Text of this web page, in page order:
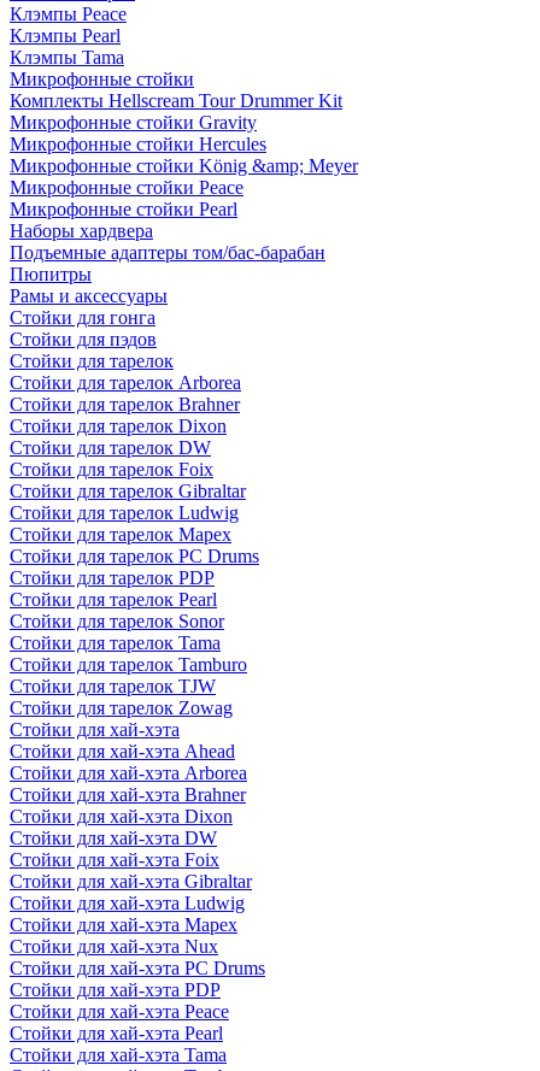
Клэмпы Peace
Клэмпы Pearl
Клэмпы Tama
Микрофонные стойки
Комплекты Hellscream Tour Drummer Kit
Микрофонные стойки Gravity
Микрофонные стойки Hercules
Микрофонные стойки König &amp; Meyer
Микрофонные стойки Peace
Микрофонные стойки Pearl
Наборы хардвера
Подъемные адаптеры том/бас-барабан
Пюпитры
Рамы и аксессуары
Стойки для гонга
Стойки для пэдов
Стойки для тарелок
Стойки для тарелок Arborea
Стойки для тарелок Brahner
Стойки для тарелок Dixon
Стойки для тарелок DW
Стойки для тарелок Foix
Стойки для тарелок Gibraltar
Стойки для тарелок Ludwig
Стойки для тарелок Mapex
Стойки для тарелок PC Drums
Стойки для тарелок PDP
Стойки для тарелок Pearl
Стойки для тарелок Sonor
Стойки для тарелок Tama
Стойки для тарелок Tamburo
Стойки для тарелок TJW
Стойки для тарелок Zowag
Стойки для хай-хэта
Стойки для хай-хэта Ahead
Стойки для хай-хэта Arborea
Стойки для хай-хэта Brahner
Стойки для хай-хэта Dixon
Стойки для хай-хэта DW
Стойки для хай-хэта Foix
Стойки для хай-хэта Gibraltar
Стойки для хай-хэта Ludwig
Стойки для хай-хэта Mapex
Стойки для хай-хэта Nux
Стойки для хай-хэта PC Drums
Стойки для хай-хэта PDP
Стойки для хай-хэта Peace
Стойки для хай-хэта Pearl
Стойки для хай-хэта Tama